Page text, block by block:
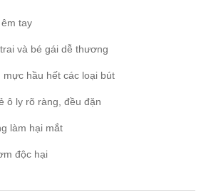
tay
và bé gái dễ thương
hầu hết các loại bút
ô ly rõ ràng, đều đặn
làm hại mắt
độc hại